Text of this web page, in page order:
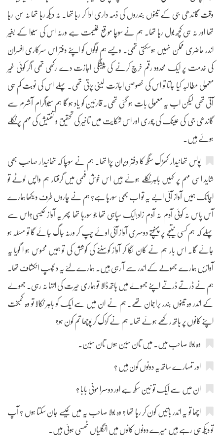
وقت گاندھی جی کے تینوں بندروں کی ذمہ داری ادا کر رہا تھا۔ نہ دیکھ رہا تھا نہ سن رہا
تھا اور نہ ہی کچھ بول رہا تھا۔ ہم نے سوچا موقع غنیمت ہے ورنہ اس کی سیوا کے بغیر
اندر حاضری ممکن نہیں ہوسکتی تھی۔ ویسے ہم لوگوں کو اپنے دفتر اس سرکاری افسران
کی خدمت پر ایک محدود رقم خرچ کرنے کی پیشگی اجازت دے رکھی تھی اگر کوئی غیر
معمولی مطالبہ کیا جاتا تو اس کی خصوصی اجازت لینی پڑتی تھی۔ پہلے اس کی نوبت کم ہی
آتی تھی لیکن اب یہ معمولی بات ہو گئی تھی۔ قارئین کو یاد ہو گا ہم سیواگرام آشرم سے
گاندھی جی کی عینک کی چوری اور اس شکایت میں تاخیر کی تحقیق و تفتیش کی مہم پر نکلے
ہوئے ہیں۔
پولس تھانیدار کھڑک سنگھ کا دفتر ویران پڑا تھا۔ ہم نے سوچا کہ تھانیدار صاحب بھی
شاید اسی مہم پر کہیں باہر نکلے ہوئے ہیں اس خوش فہمی میں گرفتار ہم واپس لوٹے تو
اچانک ہمیں آواز آئی ابے یہ تو اب بھی سورہا ہے؟ ہم نے چاروں طرف دیکھا ہمارے
آس پاس نہ کوئی آدم نہ آدم زاد!ایک سپاہی تھا جو سورہا تھا پھر یہ آواز کیسی؟اس سے
پہلے کہ ہم کسی نتیجے پر پہنچتے دوسری آواز آئی اوئے چپ کر ورنہ جاگ جائے گا تو مسئلہ ہو
جائے گا۔ اس بار ہم نے کان لگا کر آواز کوسننے کی کوشش کی تو ہمیں محسوس ہو ا گویا یہ
آوازیں ہمارے جھولے کے اندر سے آ رہی ہیں۔ ہمارے لئے یہ دلچسپ انکشاف تھا۔
ہم نے ڈرتے ڈرتے اپنے جھولے میں ہاتھ ڈالا تو ہماری حیرت کی انتہا نہ رہی۔ جھولے
کے اندر وہ تینوں بندر براجمان تھے۔ ہم نے ان میں سے ایک کو باہر نکالا تو وہ کمبخت
اپنے کانوں پر ہاتھ رکھے ہوئے تھا۔ ہم نے کڑک کر پوچھا تم کون ہو؟
وہ بولا صاحب میں۔ میں تان سین ہوں تان سین۔
اور تمہارے ساتھ یہ دونوں کون ہیں ؟
ان میں سے ایک تو نین سکھ ہے اور دوسرا مونی بابا ؟
اچھا تو یہ اندر باتیں کون کر رہا تھا ؟ وہ بولا صاحب یہ میں کیسے جان سکتا ہوں ؟ آپ
تو دیکھ ہی رہے ہیں میرے دونوں کانوں میں انگلیاں ٹھسی ہوئی ہیں۔